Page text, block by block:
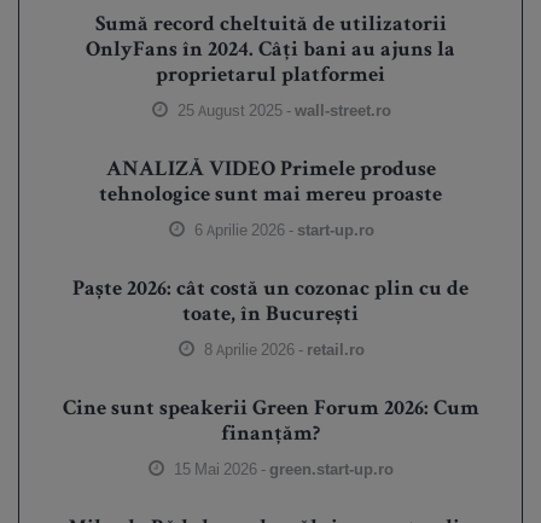
Sumă record cheltuită de utilizatorii
OnlyFans în 2024. Câți bani au ajuns la
proprietarul platformei
25 August 2025 -wall-street.ro
ANALIZĂ VIDEO Primele produse
tehnologice sunt mai mereu proaste
6 Aprilie 2026 - start-up.ro
Paște 2026: cât costă un cozonac plin cu de
toate, în București
8 Aprilie 2026 - retail.ro
Cine sunt speakerii Green Forum 2026: Cum
finanțăm?
15 Mai 2026 - green.start-up.ro